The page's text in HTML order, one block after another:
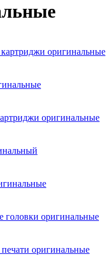
оригинальные
оригинальные
головки оригинальные
оригинальные